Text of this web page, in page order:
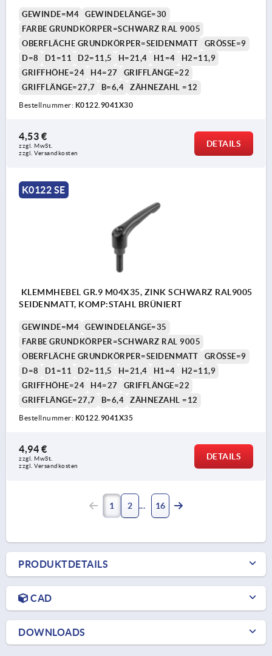
GEWINDE=M4
GEWINDELÄNGE=30
FARBE GRUNDKÖRPER=SCHWARZ RAL 9005
OBERFLÄCHE GRUNDKÖRPER=SEIDENMATT
GRÖSSE=9
D=8
D1=11 D2=11,5 H=21,4 H1=4
H2=11,9
GRIFFHÖHE=24
H4=27
GRIFFLÄNGE=22
GRIFFLÄNGE=27,7
B=6,4 ZÄHNEZAHL =12
Bestellnummer: K0122.9041X30
4,53 €
zzgl. MwSt.
zzgl. Versandkosten
DETAILS
K0122 SE
KLEMMHEBEL GR.9 M04X35, ZINK SCHWARZ RAL9005
SEIDENMATT, KOMP:STAHL BRÜNIERT
GEWINDE=M4
GEWINDELÄNGE=35
FARBE GRUNDKÖRPER=SCHWARZ RAL 9005
OBERFLÄCHE GRUNDKÖRPER=SEIDENMATT
GRÖSSE=9
D=8
D1=11 D2=11,5 H=21,4 H1=4
H2=11,9
GRIFFHÖHE=24
H4=27
GRIFFLÄNGE=22
GRIFFLÄNGE=27,7
B=6,4 ZÄHNEZAHL =12
Bestellnummer: K0122.9041X35
4,94 €
zzgl. MwSt.
zzgl. Versandkosten
DETAILS
1 2 16
PRODUKTDETAILS
CAD
DOWNLOADS